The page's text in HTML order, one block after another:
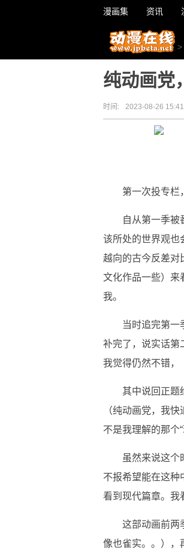
漫画集 资讯
>
纯动画党
时间: 2023-08-26
第一次投专栏
自从第一季被
该所处的世界观也
越向的古今反差对
文化作品一些）来
我。
当时追完第一
补完了，说实话第
我觉得仍然不错，
其中说回正题
（纯动画党，我
不是我理解的那个
虽然来说这个
不报希望能在这种
看到现代篇章。我
这部动画前两
像也雀实。。），